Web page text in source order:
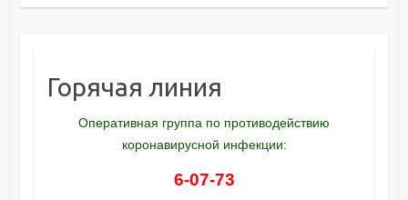
Горячая линия
Оперативная группа по противодействию
коронавирусной инфекции:
6-07-73